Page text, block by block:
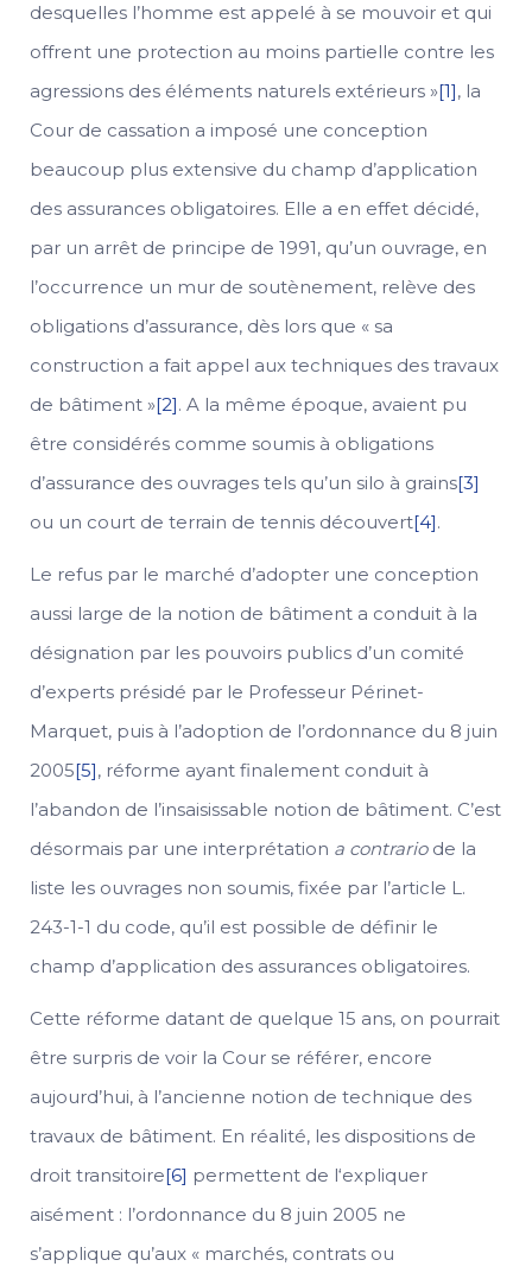
desquelles l’homme est appelé à se mouvoir et qui
offrent une protection au moins partielle contre les
agressions des éléments naturels extérieurs »[1], la
Cour de cassation a imposé une conception
beaucoup plus extensive du champ d’application
des assurances obligatoires. Elle a en effet décidé,
par un arrêt de principe de 1991, qu’un ouvrage, en
l’occurrence un mur de soutènement, relève des
obligations d’assurance, dès lors que « sa
construction a fait appel aux techniques des travaux
de bâtiment »[2]. A la même époque, avaient pu
être considérés comme soumis à obligations
d’assurance des ouvrages tels qu’un silo à grains[3]
ou un court de terrain de tennis découvert[4].
Le refus par le marché d’adopter une conception
aussi large de la notion de bâtiment a conduit à la
désignation par les pouvoirs publics d’un comité
d’experts présidé par le Professeur Périnet-
Marquet, puis à l’adoption de l’ordonnance du 8 juin
2005[5], réforme ayant finalement conduit à
l’abandon de l’insaisissable notion de bâtiment. C’est
désormais par une interprétation a contrario de la
liste les ouvrages non soumis, fixée par l’article L.
243-1-1 du code, qu’il est possible de définir le
champ d’application des assurances obligatoires.
Cette réforme datant de quelque 15 ans, on pourrait
être surpris de voir la Cour se référer, encore
aujourd’hui, à l’ancienne notion de technique des
travaux de bâtiment. En réalité, les dispositions de
droit transitoire[6] permettent de l‘expliquer
aisément : l’ordonnance du 8 juin 2005 ne
s’applique qu’aux « marchés, contrats ou